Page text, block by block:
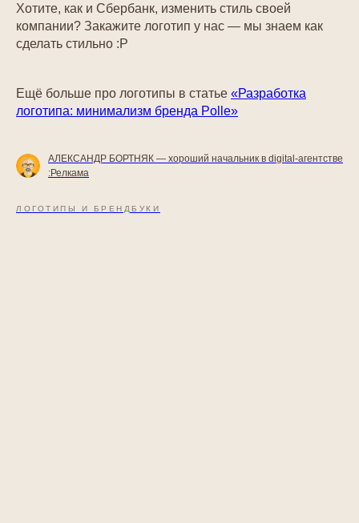
Хотите, как и Сбербанк, изменить стиль своей
компании? Закажите логотип у нас — мы знаем как
сделать стильно :Р
Ещё больше про логотипы в статье «Разработка
логотипа: минимализм бренда Polle»
АЛЕКСАНДР БОРТНЯК — хороший начальник в digital-агентстве
:Релкама
ЛОГОТИПЫ И БРЕНДБУКИ